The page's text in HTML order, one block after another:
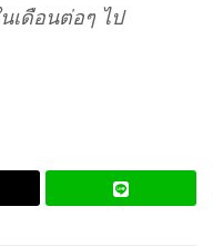
เดือนต่อๆ ไป